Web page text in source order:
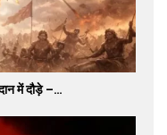
में दौड़े –…